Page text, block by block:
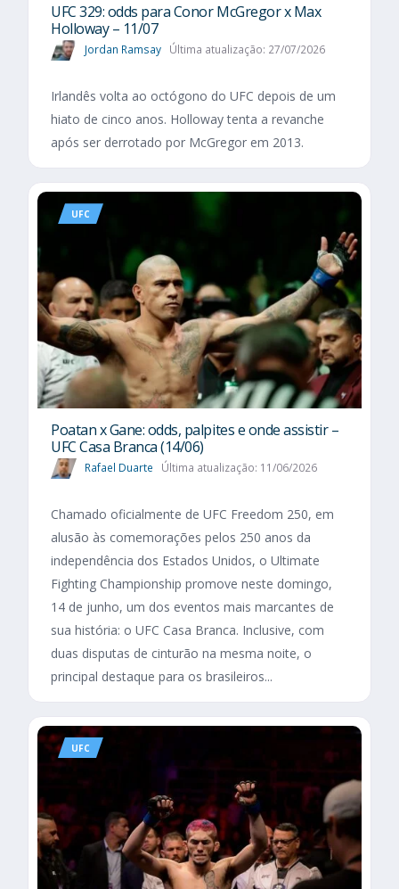
UFC 329: odds para Conor McGregor x Max
Holloway – 11/07
Jordan Ramsay Última atualização: 27/07/2026
Irlandês volta ao octógono do UFC depois de um
hiato de cinco anos. Holloway tenta a revanche
após ser derrotado por McGregor em 2013.
UFC
Poatan x Gane: odds, palpites e onde assistir –
UFC Casa Branca (14/06)
Rafael Duarte Última atualização: 11/06/2026
Chamado oficialmente de UFC Freedom 250, em
alusão às comemorações pelos 250 anos da
independência dos Estados Unidos, o Ultimate
Fighting Championship promove neste domingo,
14 de junho, um dos eventos mais marcantes de
sua história: o UFC Casa Branca. Inclusive, com
duas disputas de cinturão na mesma noite, o
principal destaque para os brasileiros...
UFC